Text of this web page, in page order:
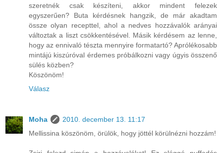
szeretnék csak készíteni, akkor mindent felezek
egyszerűen? Buta kérdésnek hangzik, de már akadtam
össze olyan recepttel, ahol a nedves hozzávalók arányai
változtak a liszt csökkentésével. Másik kérdésem az lenne,
hogy az ennivaló tészta mennyire formatartó? Aprólékosabb
mintájú kiszúróval érdemes próbálkozni vagy úgyis összenő
sülés közben?
Köszönöm!
Válasz
Moha
2010. december 13. 11:17
Mellissina köszönöm, örülök, hogy jöttél körülnézni hozzám!